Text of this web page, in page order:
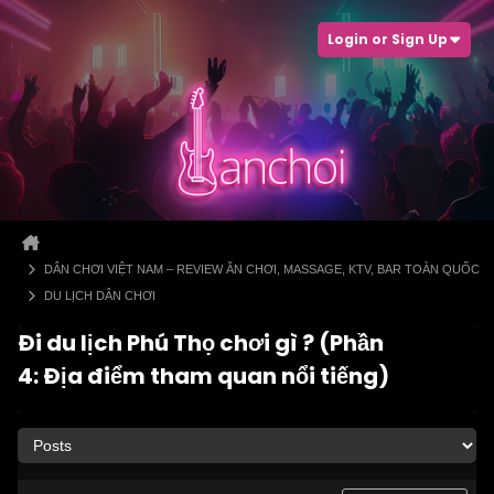
Login or Sign Up
DÂN CHƠI VIỆT NAM – REVIEW ĂN CHƠI, MASSAGE, KTV, BAR TOÀN QUỐC
DU LỊCH DÂN CHƠI
Đi du lịch Phú Thọ chơi gì ? (Phần
4: Địa điểm tham quan nổi tiếng)